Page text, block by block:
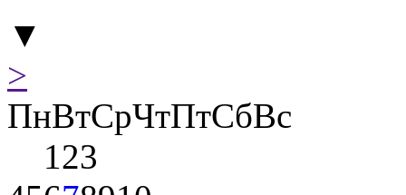
▼
>
ПнВтСрЧтПтСбВс
123